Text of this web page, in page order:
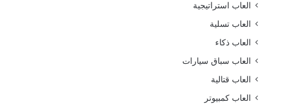
العاب استراتيجية
العاب تسلية
العاب ذكاء
العاب سباق سيارات
العاب قتالية
العاب كمبيوتر